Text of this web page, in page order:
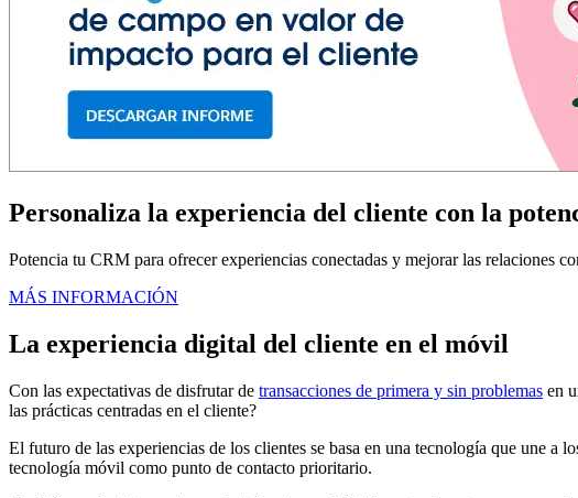
Personaliza la experiencia del cliente con la
Potencia tu CRM para ofrecer experiencias conectadas y mejorar las relaciones
MÁS INFORMACIÓN
La experiencia digital del cliente en el móvil
Con las expectativas de disfrutar de transacciones de primera y sin problemas en
las prácticas centradas en el cliente?
El futuro de las experiencias de los clientes se basa en una tecnología que une
tecnología móvil como punto de contacto prioritario.